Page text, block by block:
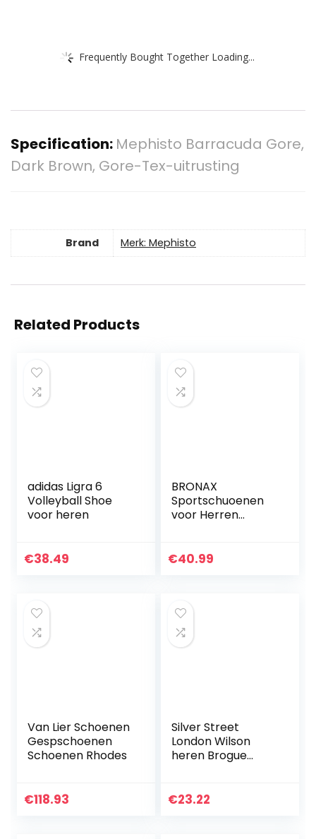
Frequently Bought Together Loading...
Specification: Mephisto Barracuda Gore,
Dark Brown, Gore-Tex-uitrusting
Brand Merk: Mephisto
Related Products
adidas Ligra 6
Volleyball Shoe
voor heren
€38.49
BRONAX
Sportschuoenen
voor Herren
n
€40.99
Van Lier Schoenen
Gespschoenen
Schoenen Rhodes
€118.93
Silver Street
London Wilson
heren Brogue
€23.22